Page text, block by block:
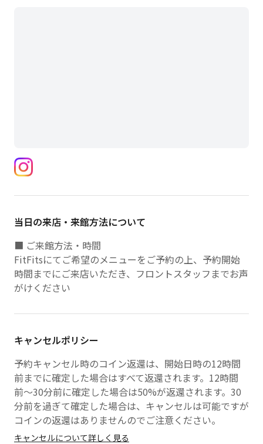
当日の来店・来館方法について
■ ご来館方法・時間
FitFitsにてご希望のメニューをご予約の上、予約開始
時間までにご来店いただき、フロントスタッフまでお声
がけください
キャンセルポリシー
予約キャンセル時のコイン返還は、開始日時の12時間
前までに確定した場合はすべて返還されます。12時間
前〜30分前に確定した場合は50%が返還されます。30
分前を過ぎて確定した場合は、キャンセルは可能ですが
コインの返還はありませんのでご注意ください。
キャンセルについて詳しく見る